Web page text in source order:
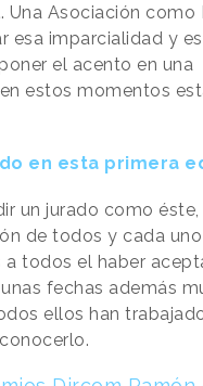
. Una Asociación como
esa imparcialidad y
el acento en una
estos momentos
en esta primera
un jurado como éste,
de todos y cada
a todos el haber
fechas además
ellos han